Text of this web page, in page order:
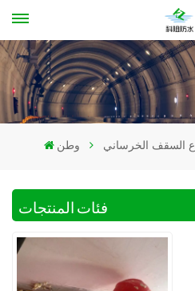
وطن السقف الخرساني
فئات المنتجات